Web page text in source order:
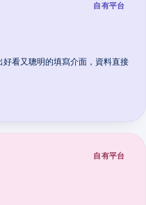
自有平台
看又聰明的填寫介面，資料直接
自有平台